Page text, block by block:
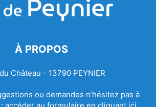
À PROPOS
Château - 13790 PEYNIER
ou demandes n’hésitez pas à